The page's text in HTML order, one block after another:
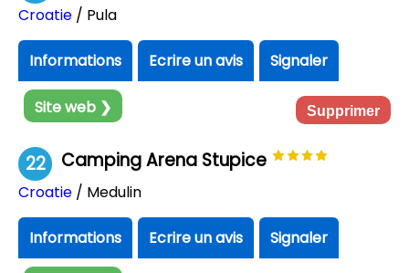
Croatie / Pula
Informations Ecrire un avis Signaler
Site web ❯ Supprimer
22 Camping Arena Stupice
Croatie / Medulin
Informations Ecrire un avis Signaler